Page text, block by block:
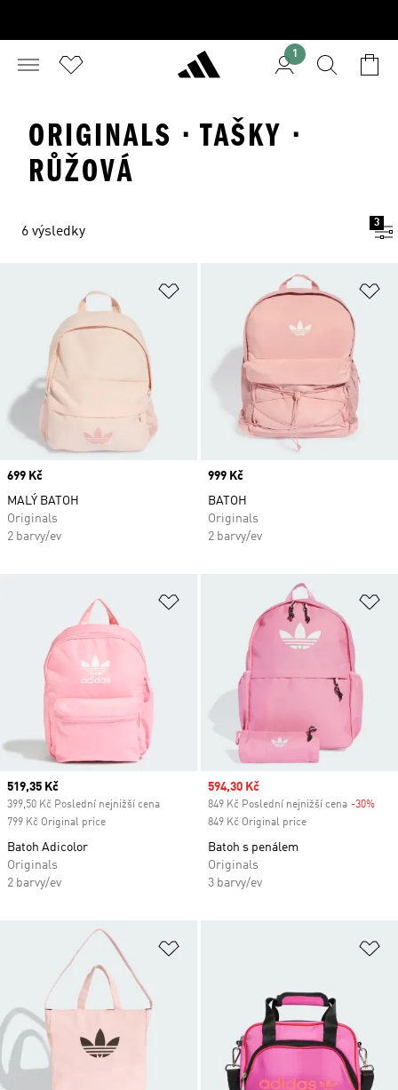
1
ORIGINALS · TAŠKY ·
RŮŽOVÁ
6 výsledky
3
Přidat do seznamu přání
Price
699 Kč
MALÝ BATOH
Originals
2 barvy/ev
Price
999 Kč
BATOH
Originals
2 barvy/ev
Přidat do seznamu přání
Current price
519,35 Kč
399,50 Kč Poslední nejnižší cena
799 Kč Original price
Batoh Adicolor
Originals
2 barvy/ev
Sale price
594,30 Kč
849 Kč Poslední nejnižší cena -30%
849 Kč Original price
Batoh s penálem
Originals
3 barvy/ev